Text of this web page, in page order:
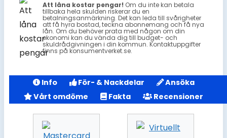
Att låna kostar pengar! Om du inte kan betala
tillbaka hela skulden riskerar du en
betalningsanmärkning. Det kan leda till svårigheter
att få hyra bostad, teckna abonnemang och få nya
lån. Om du behöver prata med någon om din
ekonomi kan du vända dig till budget- och
skuldrådgivningen i din kommun. Kontaktuppgifter
finns på konsumentverket.se.
Info För- & Nackdelar
Ansöka
Vårt omdöme
Fakta Recensioner